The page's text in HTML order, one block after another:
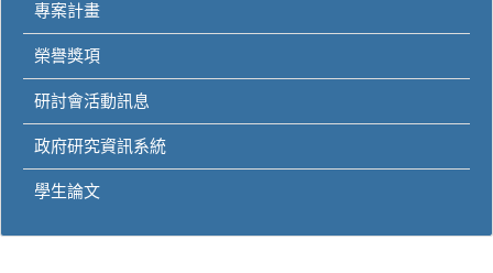
專案計畫
榮譽獎項
研討會活動訊息
政府研究資訊系統
學生論文